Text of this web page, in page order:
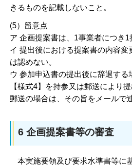
きるものを記載しないこと。
(5）留意点
ア 企画提案書は、1事業者につき1
イ 提出後における提案書の内容変
は認めない。
ウ 参加申込書の提出後に辞退する
【様式4】を持参又は郵送により
郵送の場合は、その旨をメールで
6 企画提案書等の審査
本実施要領及び要求水準書等に